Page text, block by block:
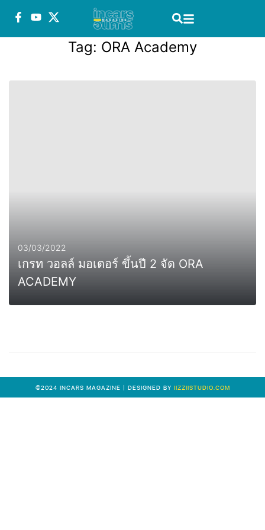
Tag: ORA Academy
03/03/2022
เกรท วอลล์ มอเตอร์ ขึ้นปี 2 จัด ORA
ACADEMY
0
©2024 INCARS MAGAZINE | DESIGNED BY IIZZIISTUDIO.COM